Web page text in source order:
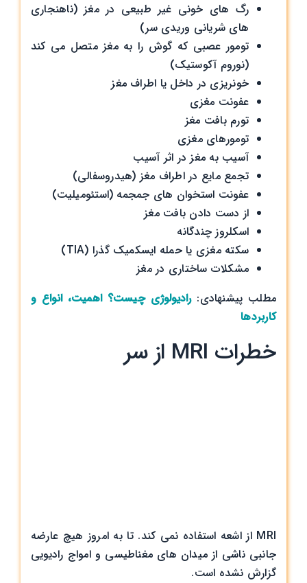
رگ های خونی غیر طبیعی در مغز (ناهنجاری
های شریانی وریدی سر)
تومور عصبی که گوش را به مغز متصل می کند
(نوروم آکوستیک)
خونریزی در داخل یا اطراف مغز
عفونت مغزی
تورم بافت مغز
تومورهای مغزی
آسیب به مغز در اثر آسیب
تجمع مایع در اطراف مغز (هیدروسفالی)
عفونت استخوان های جمجمه (استئومیلیت)
از دست دادن بافت مغز
اسکلروز چندگانه
سکته مغزی یا حمله ایسکمیک گذرا (TIA)
مشکلات ساختاری در مغز
مطلب پیشنهادی:رادیولوژی چیست؟ اهمیت، انواع و
کاربردها
خطرات MRI از سر
MRI از اشعه استفاده نمی کند. تا به امروز هیچ عارضه
جانبی ناشی از میدان های مغناطیسی و امواج رادیویی
گزارش نشده است.